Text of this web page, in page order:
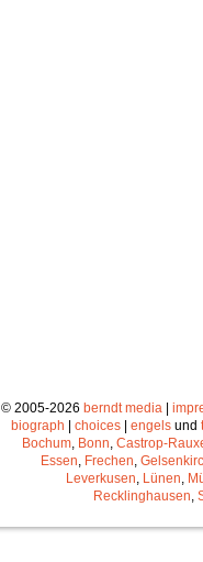
© 2005-2026 berndt media |
biograph | choices | engels und
Bochum Bonn Castrop-
Essen Frechen
Leverkusen Lünen
Recklinghausen